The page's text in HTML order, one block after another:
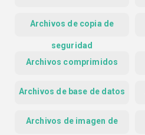
Archivos de copia de
seguridad
Archivos comprimidos
Archivos de base de datos
Archivos de imagen de